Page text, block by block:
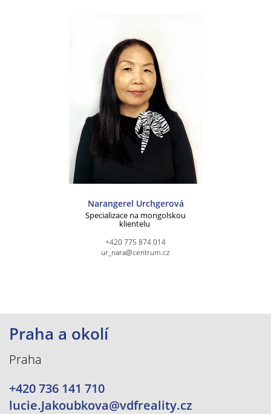
Narangerel Urchgerová
Specializace na mongolskou
klientelu
+420 775 874 014
ur_nara@centrum.cz
Praha a okolí
Praha
+420 736 141 710
lucie.Jakoubkova@vdfreality.cz